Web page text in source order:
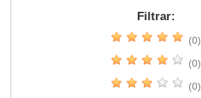
Filtrar:
(0)
(0)
(0)